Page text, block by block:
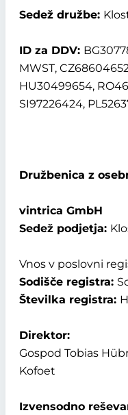
Sedež družbe:
ID za DDV:
MWST,
HU30499654,
SI97226424,
Družbenica z
vintrica GmbH
Sedež podjetja:
Vnos v poslovni
Sodišče registra:
Številka registra:
Direktor:
Gospod Tobias
Kofoet
Izvensodno